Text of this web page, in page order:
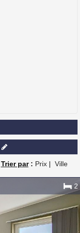
Trier par: Prix| Ville
2